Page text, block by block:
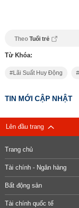
Theo Tuổi trẻ
Từ Khóa:
Lãi Suất Huy Động
TIN MỚI CẬP NHẬT
Lên đầu trang
Trang chủ
Tài chính - Ngân hàng
Bất động sản
Tài chính quốc tế